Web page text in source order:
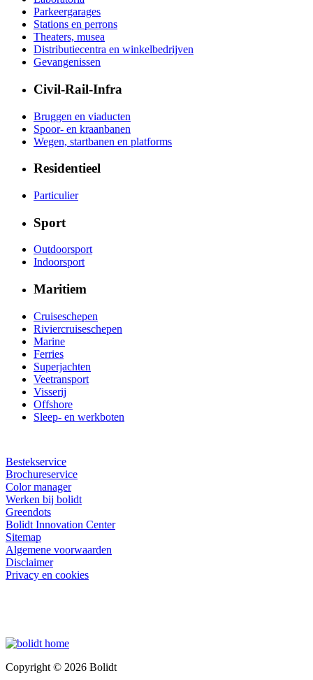
Parkeergarages
Stations en perrons
Theaters, musea
Distributiecentra en winkelbedrijven
Gevangenissen
Civil-Rail-Infra
Bruggen en viaducten
Spoor- en kraanbanen
Wegen, startbanen en platforms
Residentieel
Particulier
Sport
Outdoorsport
Indoorsport
Maritiem
Cruiseschepen
Riviercruiseschepen
Marine
Ferries
Superjachten
Veetransport
Visserij
Offshore
Sleep- en werkboten
Bestekservice
Brochureservice
Color manager
Werken bij bolidt
Greendots
Bolidt Innovation Center
Sitemap
Algemene voorwaarden
Disclaimer
Privacy en cookies
Copyright © 2026 Bolidt